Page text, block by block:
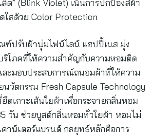
ล็ต” (Blink Violet) เน้นการปกป้องสีผ้า
ใสด้วย Color Protection
ปรับผ้านุ่มไฟน์ไลน์ แฮปปี้เนส มุ่ง
ริโภคที่ให้ความสำคัญกับความหอมติด
ะมอบประสบการณ์ถนอมผ้าที่ให้ความ
นวัตกรรม Fresh Capsule Technology
เกาะเส้นใยผ้าเพื่อกระจายกลิ่นหอม
วัน ช่วยบูสต์กลิ่นหอมทั่วใยผ้า หอมไม่
าน์เตอร์แบรนด์ กลยุทธ์หลักคือการ